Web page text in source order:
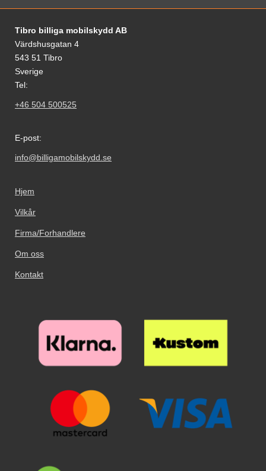
Footer-innhold Blandet informasjon og
Tibro billiga mobilskydd AB
Värdshusgatan 4
543 51 Tibro
Sverige
Tel:
+46 504 500525
E-post:
info@billigamobilskydd.se
Hjem
Vilkår
Firma/Forhandlere
Om oss
Kontakt